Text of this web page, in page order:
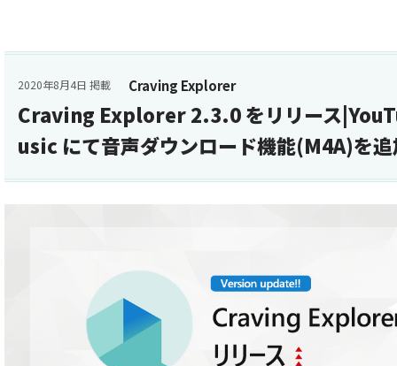
Craving Explorer
2020年8月4日 掲載
Craving Explorer 2.3.0 をリリース
usic にて音声ダウンロード機能(M4A)を